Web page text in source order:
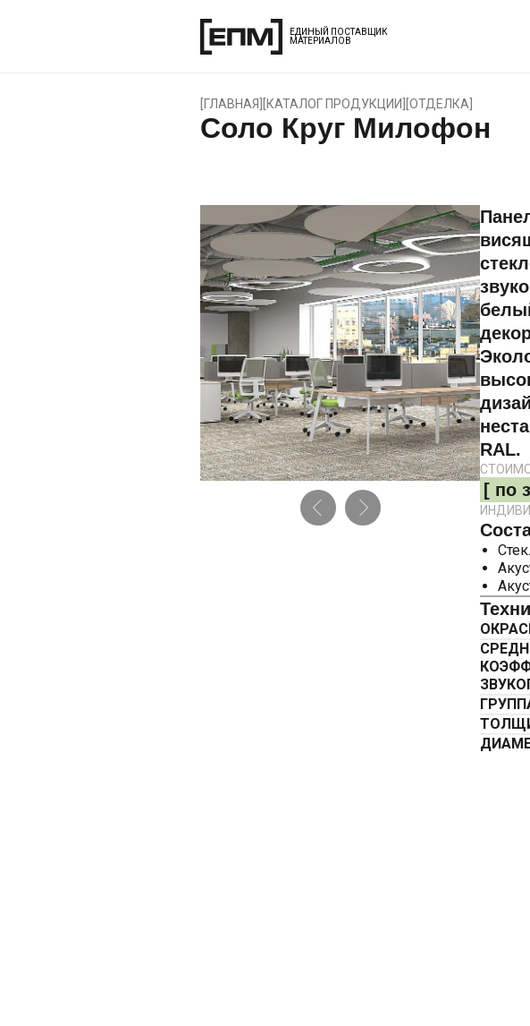
ЕДИНЫЙ ПОСТАВЩИК
МАТЕРИАЛОВ
ГЛАВНАЯ КАТАЛОГ ПРОДУКЦИИ ОТДЕЛКА
Соло Круг Милофон
RAL.
[ по